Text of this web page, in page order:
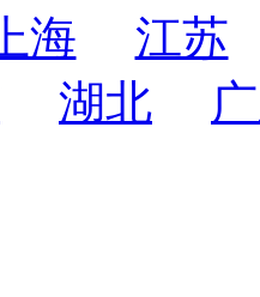
上海
江苏
湖北